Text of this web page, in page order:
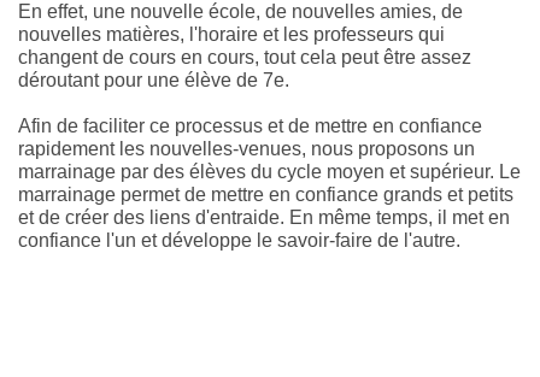
En effet, une nouvelle école, de nouvelles amies, de
nouvelles matières, l'horaire et les professeurs qui
changent de cours en cours, tout cela peut être assez
déroutant pour une élève de 7e.
Afin de faciliter ce processus et de mettre en confiance
rapidement les nouvelles-venues, nous proposons un
marrainage par des élèves du cycle moyen et supérieur. Le
marrainage permet de mettre en confiance grands et petits
et de créer des liens d'entraide. En même temps, il met en
confiance l'un et développe le savoir-faire de l'autre.